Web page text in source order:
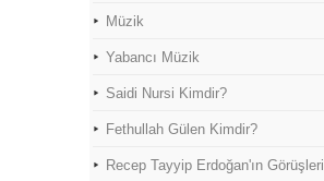
Müzik
Yabancı Müzik
Saidi Nursi Kimdir?
Fethullah Gülen Kimdir?
Recep Tayyip Erdoğan'ın Görüşleri